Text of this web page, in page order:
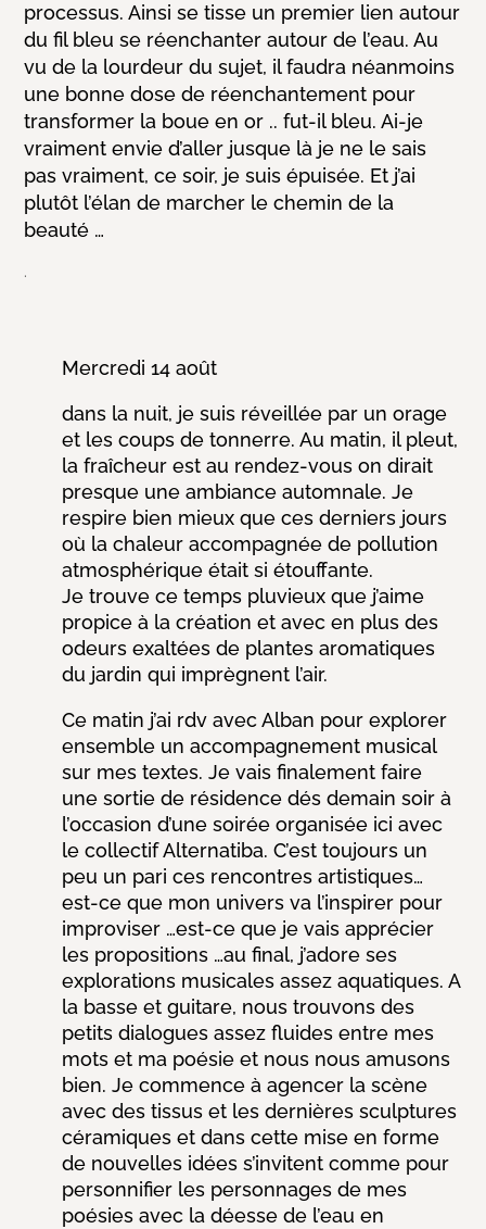
processus.Ainsi se tisse un premier lien autour
du fil bleu se réenchanter autour de l’eau.Au
vu de la lourdeur du sujet, il faudra néanmoins
une bonne dose de réenchantement pour
transformer la boue en or .. fut-il bleu.Ai-je
vraiment envie d’aller jusque là je ne le sais
pas vraiment, ce soir, je suis épuisée. Et j’ai
plutôt l’élan de marcher le chemin de la
beauté …
.
Mercredi 14 août
dans la nuit, je suis réveillée par un orage
et les coups de tonnerre. Au matin, il pleut,
la fraîcheur est au rendez-vous on dirait
presque une ambiance automnale. Je
respire bien mieux que ces derniers jours
où la chaleur accompagnée de pollution
atmosphérique était si étouffante.
Je trouve ce temps pluvieux que j’aime
propice à la création et avec en plus des
odeurs exaltées de plantes aromatiques
du jardin qui imprègnent l’air.
Ce matin j’ai rdv avec Alban pour explorer
ensemble un accompagnement musical
sur mes textes. Je vais finalement faire
une sortie de résidence dés demain soir à
l’occasion d’une soirée organisée ici avec
le collectif Alternatiba. C’est toujours un
peu un pari ces rencontres artistiques…
est-ce que mon univers va l’inspirer pour
improviser …est-ce que je vais apprécier
les propositions …au final, j’adore ses
explorations musicales assez aquatiques. A
la basse et guitare, nous trouvons des
petits dialogues assez fluides entre mes
mots et ma poésie et nous nous amusons
bien. Je commence à agencer la scène
avec des tissus et les dernières sculptures
céramiques et dans cette mise en forme
de nouvelles idées s’invitent comme pour
personnifier les personnages de mes
poésies avec la déesse de l’eau en